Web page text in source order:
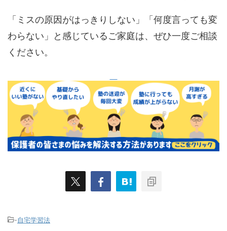
「ミスの原因がはっきりしない」「何度言っても変
わらない」と感じているご家庭は、ぜひ一度ご相談
ください。
-自宅学習法